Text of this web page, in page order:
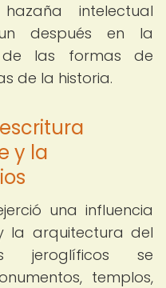
intelectual
después en la
las formas de
de la historia.
y la
una influencia
la arquitectura del
jeroglíficos se
templos,